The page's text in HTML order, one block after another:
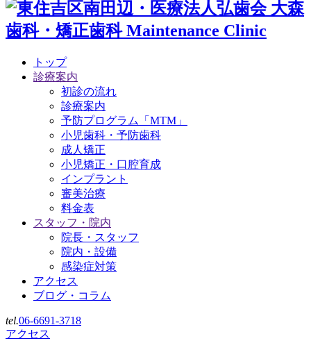
トップ
診療案内
初診の流れ
診療案内
予防プログラム「MTM」
小児歯科・予防歯科
成人矯正
小児矯正・口腔育成
インプラント
審美治療
料金表
スタッフ・院内
院長・スタッフ
院内・設備
感染症対策
アクセス
ブログ・コラム
tel.06-6691-3718
アクセス